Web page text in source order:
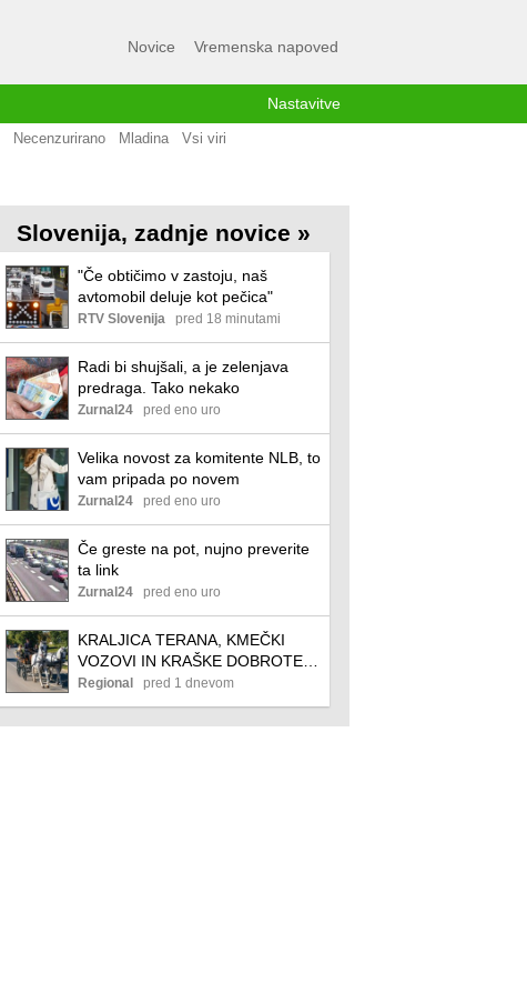
Novice Vremenska napoved
Nastavitve
Necenzurirano Mladina Vsi viri
Slovenija, zadnje novice »
"Če obtičimo v zastoju, naš
avtomobil deluje kot pečica"
RTV Slovenija pred 18 minutami
Radi bi shujšali, a je zelenjava
predraga. Tako nekako
Zurnal24 pred eno uro
Velika novost za komitente NLB, to
vam pripada po novem
Zurnal24 pred eno uro
Če greste na pot, nujno preverite
ta link
Zurnal24 pred eno uro
KRALJICA TERANA, KMEČKI
VOZOVI IN KRAŠKE DOBROTE:
Začenja se 54. praznik terana in
pršuta
Regional pred 1 dnevom